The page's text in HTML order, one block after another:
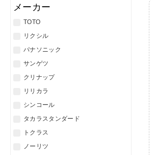
メーカー
TOTO
リクシル
パナソニック
サンゲツ
クリナップ
リリカラ
シンコール
タカラスタンダード
トクラス
ノーリツ